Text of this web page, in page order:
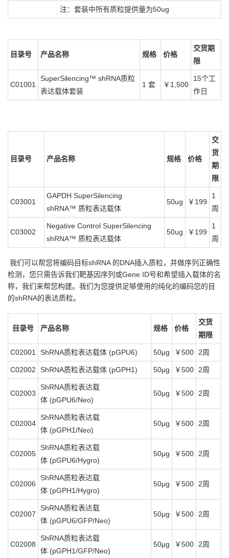
注：套装中所有质粒提供量为50ug
目录号 产品名称 规格 价格
交货期
限
C01001
SuperSilencing™ shRNA质粒
表达载体套装
1 套 ￥1,500
15个工
作日
目录号 产品名称 规格 价格
交
货
期
限
C03001
GAPDH SuperSilencing
shRNA™ 质粒表达载体
50ug ￥199
1
周
C03002
Negative Control SuperSilencing
shRNA™ 质粒表达载体
50ug ￥199
1
周
我们可以帮您将编码目标shRNA 的DNA插入质粒，并做序列正确性
检测，您只需告诉我们靶基因序列或Gene ID号和希望插入载体的名
称，我们来帮您构建。我们为您提供足够使用的纯化的编码您的目
的shRNA的表达质粒。
目录号 产品名称 规格 价格
交货
期限
C02001 ShRNA质粒表达载体 (pGPU6) 50μg ￥500 2周
C02002 ShRNA质粒表达载体 (pGPH1) 50μg ￥500 2周
C02003
ShRNA质粒表达载
体 (pGPU6/Neo)
50μg ￥500 2周
C02004
ShRNA质粒表达载
体 (pGPH1/Neo)
50μg ￥500 2周
C02005
ShRNA质粒表达载
体 (pGPU6/Hygro)
50μg ￥500 2周
C02006
ShRNA质粒表达载
体 (pGPH1/Hygro)
50μg ￥500 2周
C02007
ShRNA质粒表达载
体 (pGPU6/GFP/Neo)
50μg ￥500 2周
C02008
ShRNA质粒表达载
体 (pGPH1/GFP/Neo)
50μg ￥500 2周